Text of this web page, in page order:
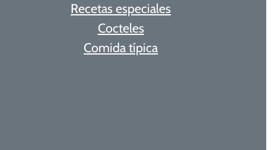
Recetas especiales
Cocteles
Comida típica